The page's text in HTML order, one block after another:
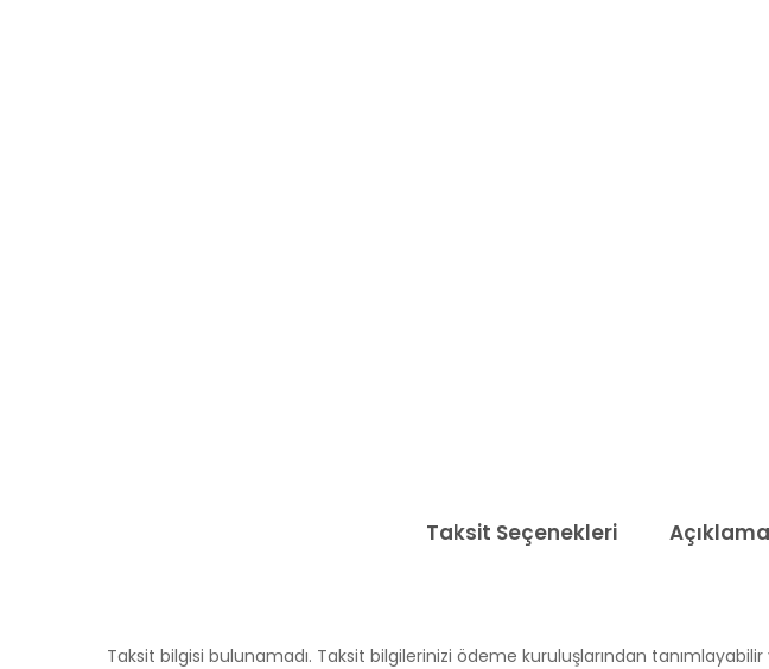
Taksit Seçenekleri Açıklama
Taksit bilgisi bulunamadı. Taksit bilgilerinizi ödeme kuruluşlarından tanımlayabilir